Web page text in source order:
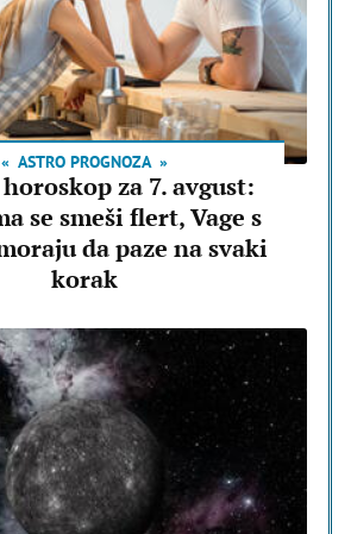
ASTRO PROGNOZA
za 7. avgust:
se smeši flert, Vage s
da paze na svaki
korak